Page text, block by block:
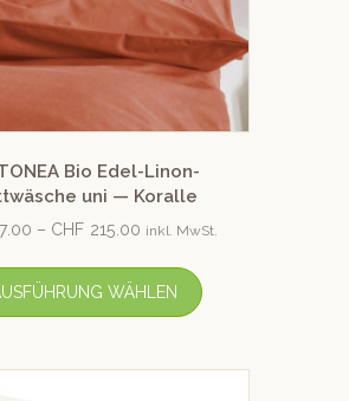
Bio Edel-Linon-
uni — Koralle
– CHF 215.00 inkl. MwSt.
WÄHLEN